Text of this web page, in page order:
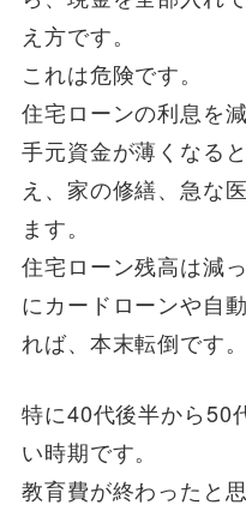
え方です。
これは危険です。
住宅ローンの利息を
手元資金が薄くなる
え、家の修繕、急な
ます。
住宅ローン残高は減
にカードローンや自
れば、本末転倒です。
特に40代後半から50
い時期です。
教育費が終わったと